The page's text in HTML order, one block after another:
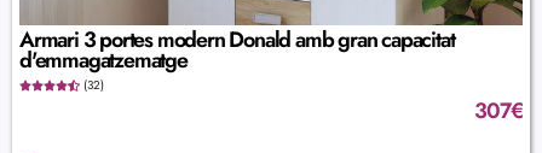
Armari 3 portes modern Donald amb gran capacitat
d'emmagatzematge
(32)
307€